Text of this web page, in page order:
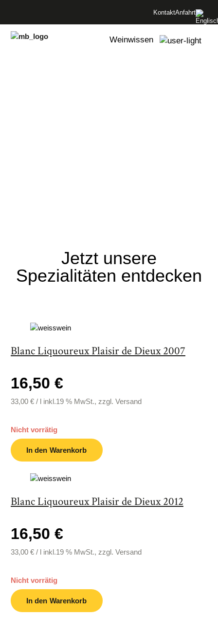
KontaktAnfahrt
Menü überspringen
Weinwissen
Jetzt unsere
Spezialitäten entdecken
Blanc Liquoureux Plaisir de Dieux 2007
16,50 €
33,00 €/ linkl.19 % MwSt., zzgl. Versand
Nicht vorrätig
In den Warenkorb
Blanc Liquoureux Plaisir de Dieux 2012
16,50 €
33,00 €/ linkl.19 % MwSt., zzgl. Versand
Nicht vorrätig
In den Warenkorb